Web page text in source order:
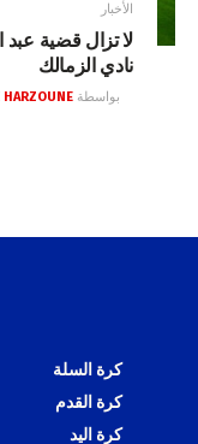
الأخبار
لا تزال قضية عبد
نادي الزمالك
بواسطة HARZOUNE
كرة السلة
كرة القدم
كرة اليد